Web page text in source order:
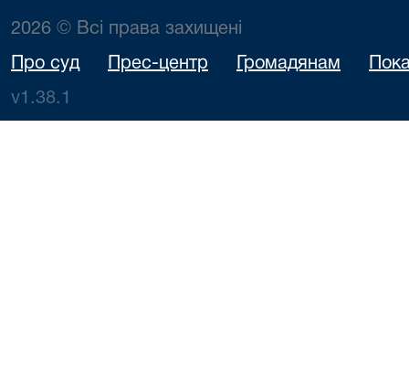
2026 © Всі права захищені
Про суд Прес-центр Громадянам
v1.38.1